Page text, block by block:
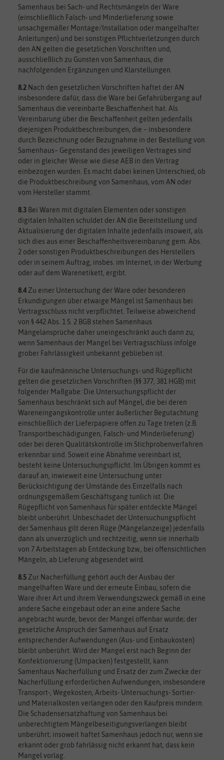
Samenhaus bei Sach- und Rechtsmängeln der Ware
(einschließlich Falsch- und Minderlieferung sowie
unsachgemäßer Montage/Installation oder mangelhafter
Anleitungen) und bei sonstigen Pflichtverletzungen durch
den AN gelten die gesetzlichen Vorschriften und,
ausschließlich zu Gunsten von Samenhaus, die
nachfolgenden Ergänzungen und Klarstellungen.
8.2 Nach den gesetzlichen Vorschriften haftet der AN
insbesondere dafür, dass die Ware bei Gefahrübergang auf
Samenhaus die vereinbarte Beschaffenheit hat. Als
Vereinbarung über die Beschaffenheit gelten jedenfalls
diejenigen Produktbeschreibungen, die – insbesondere
durch Bezeichnung oder Bezugnahme in der Bestellung von
Samenhaus– Gegenstand des jeweiligen Vertrages sind
oder in gleicher Weise wie diese AEB in den Vertrag
einbezogen wurden. Es macht dabei keinen Unterschied, ob
die Produktbeschreibung von Samenhaus, vom AN oder
vom Hersteller stammt.
8.3 Bei Waren mit digitalen Elementen oder sonstigen
digitalen Inhalten schuldet der AN die Bereitstellung und
Aktualisierung der digitalen Inhalte jedenfalls insoweit, als
sich dies aus einer Beschaffenheitsvereinbarung gem. Abs.
2 oder sonstigen Produktbeschreibungen des Herstellers
oder in seinem Auftrag, insbes. im Internet, in der Werbung
oder auf dem Warenetikett, ergibt.
8.4 Zu einer Untersuchung der Ware oder besonderen
Erkundigungen über etwaige Mängel ist Samenhaus bei
Vertragsschluss nicht verpflichtet. Teilweise abweichend
von § 442 Abs. 1 S. 2 BGB stehen Samenhaus
Mängelansprüche daher uneingeschränkt auch dann zu,
wenn Samenhaus der Mangel bei Vertragsschluss infolge
grober Fahrlässigkeit unbekannt geblieben ist.
Für die kaufmännische Untersuchungs- und Rügepflicht
gelten die gesetzlichen Vorschriften (§§ 377, 381 HGB) mit
folgender Maßgabe: Die Untersuchungspflicht der
Samenhaus beschränkt sich auf Mängel, die bei deren
Wareneingangskontrolle unter äußerlicher Begutachtung
einschließlich der Lieferpapiere offen zu Tage treten (z.B.
Transportbeschädigungen, Falsch- und Minderlieferung)
oder bei deren Qualitätskontrolle im Stichprobenverfahren
erkennbar sind. Soweit eine Abnahme vereinbart ist,
besteht keine Untersuchungspflicht. Im Übrigen kommt es
darauf an, inwieweit eine Untersuchung unter
Berücksichtigung der Umstände des Einzelfalls nach
ordnungsgemäßem Geschäftsgang tunlich ist. Die
Rügepflicht von Samenhaus für später entdeckte Mängel
bleibt unberührt. Unbeschadet der Untersuchungspflicht
der Samenhaus gilt deren Rüge (Mängelanzeige) jedenfalls
dann als unverzüglich und rechtzeitig, wenn sie innerhalb
von 7 Arbeitstagen ab Entdeckung bzw., bei offensichtlichen
Mängeln, ab Lieferung abgesendet wird.
8.5 Zur Nacherfüllung gehört auch der Ausbau der
mangelhaften Ware und der erneute Einbau, sofern die
Ware ihrer Art und ihrem Verwendungszweck gemäß in eine
andere Sache eingebaut oder an eine andere Sache
angebracht wurde, bevor der Mangel offenbar wurde; der
gesetzliche Anspruch der Samenhaus auf Ersatz
entsprechender Aufwendungen (Aus- und Einbaukosten)
bleibt unberührt. Wird der Mangel erst nach Beginn der
Konfektionierung (Umpacken) festgestellt, kann
Samenhaus Nacherfüllung und Ersatz der zum Zwecke der
Nacherfüllung erforderlichen Aufwendungen, insbesondere
Transport-, Wegekosten, Arbeits- Untersuchungs- Sortier-
und Materialkosten verlangen oder den Kaufpreis mindern.
Die Schadensersatzhaftung von Samenhaus bei
unberechtigtem Mängelbeseitigungsverlangen bleibt
unberührt; insoweit haftet Samenhaus jedoch nur, wenn sie
erkannt oder grob fahrlässig nicht erkannt hat, dass kein
Mangel vorlag.